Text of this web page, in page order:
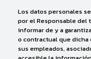
Los datos personales
por el Responsable del
informar de y a
o contractual que
sus empleados,